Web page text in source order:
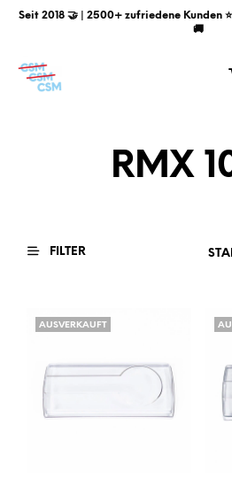
Seit 2018 🤝 | 2500+ zufriedene Kunden
🚚
RMX
FILTER
AUSVERKAUFT